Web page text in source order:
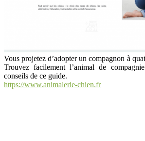
Vous projetez d’adopter un compagnon à
Trouvez facilement l’animal de
conseils de ce guide.
https://www.animalerie-chien.fr